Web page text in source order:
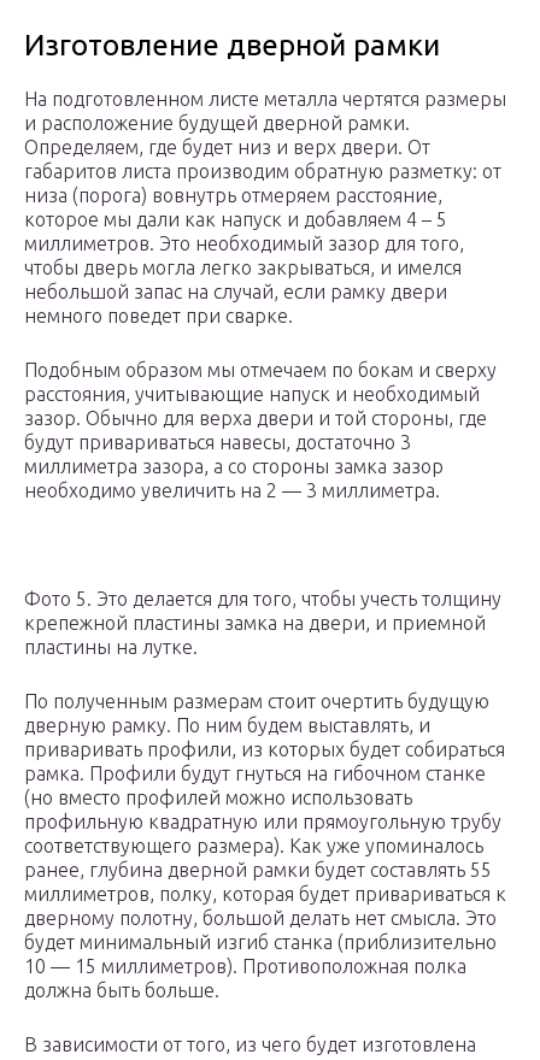
Изготовление дверной рамки
На подготовленном листе металла чертятся размеры
и расположение будущей дверной рамки.
Определяем, где будет низ и верх двери. От
габаритов листа производим обратную разметку: от
низа (порога) вовнутрь отмеряем расстояние,
которое мы дали как напуск и добавляем 4 – 5
миллиметров. Это необходимый зазор для того,
чтобы дверь могла легко закрываться, и имелся
небольшой запас на случай, если рамку двери
немного поведет при сварке.
Подобным образом мы отмечаем по бокам и сверху
расстояния, учитывающие напуск и необходимый
зазор. Обычно для верха двери и той стороны, где
будут привариваться навесы, достаточно 3
миллиметра зазора, а со стороны замка зазор
необходимо увеличить на 2 — 3 миллиметра.
Фото 5. Это делается для того, чтобы учесть толщину
крепежной пластины замка на двери, и приемной
пластины на лутке.
По полученным размерам стоит очертить будущую
дверную рамку. По ним будем выставлять, и
приваривать профили, из которых будет собираться
рамка. Профили будут гнуться на гибочном станке
(но вместо профилей можно использовать
профильную квадратную или прямоугольную трубу
соответствующего размера). Как уже упоминалось
ранее, глубина дверной рамки будет составлять 55
миллиметров, полку, которая будет привариваться к
дверному полотну, большой делать нет смысла. Это
будет минимальный изгиб станка (приблизительно
10 — 15 миллиметров). Противоположная полка
должна быть больше.
В зависимости от того, из чего будет изготовлена